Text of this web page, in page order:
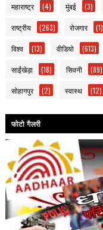
महाराष्ट्र (4) मुंबई (3)
राष्ट्रीय (263) रोजगार (1)
विश्व (13) वीडियो (613)
साईंखेड़ा (18) सिवनी (89)
सोहागपुर (2) स्वास्थ (12)
फोटो गैलरी